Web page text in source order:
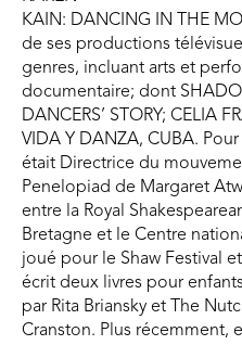
KAIN: DANCING IN THE
de ses productions
genres, incluant arts et
documentaire; dont
DANCERS’ STORY; CELIA
VIDA Y DANZA, CUBA.
était Directrice du
Penelopiad de Margaret
entre la Royal
Bretagne et le Centre
joué pour le Shaw Festival
écrit deux livres pour
par Rita Briansky et The
Cranston. Plus récemment,